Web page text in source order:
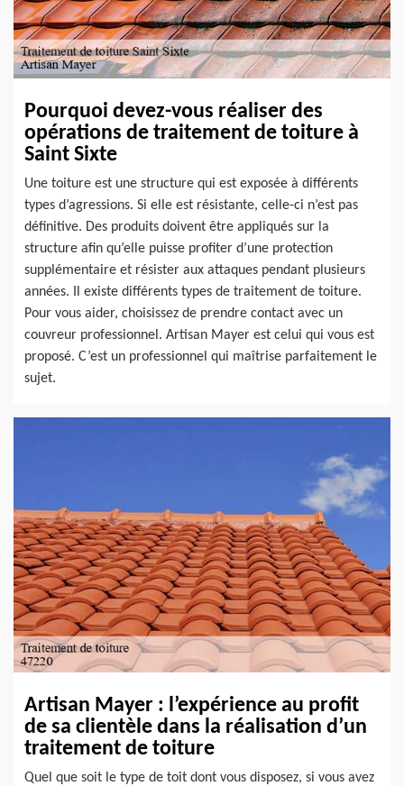
Pourquoi devez-vous réaliser des
opérations de traitement de toiture à
Saint Sixte
Une toiture est une structure qui est exposée à différents
types d’agressions. Si elle est résistante, celle-ci n’est pas
définitive. Des produits doivent être appliqués sur la
structure afin qu’elle puisse profiter d’une protection
supplémentaire et résister aux attaques pendant plusieurs
années. Il existe différents types de traitement de toiture.
Pour vous aider, choisissez de prendre contact avec un
couvreur professionnel. Artisan Mayer est celui qui vous est
proposé. C’est un professionnel qui maîtrise parfaitement le
sujet.
Artisan Mayer : l’expérience au profit
de sa clientèle dans la réalisation d’un
traitement de toiture
Quel que soit le type de toit dont vous disposez, si vous avez